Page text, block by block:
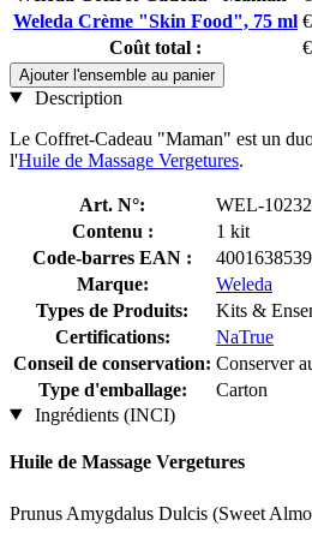
Weleda Crème "Skin Food", 75 ml
Coût total :
Ajouter l'ensemble au panier
Description
Le Coffret-Cadeau "Maman" est un
l'Huile de Massage Vergetures.
Art. N°:
WEL-
Contenu :
1 kit
Code-barres EAN :
Marque:
Weleda
Types de Produits:
Kits &
Certifications:
NaTrue
Conseil de conservation: Conserver
Type d'emballage:
Carton
Ingrédients (INCI)
Huile de Massage Vergetures
Prunus Amygdalus Dulcis (Sweet